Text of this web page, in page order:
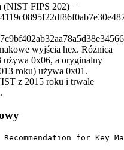
(NIST FIPS 202) =
wyjścia hex. Różnica
0x06, a oryginalny
roku) używa 0x01.
z 2015 roku i trwale
for Key